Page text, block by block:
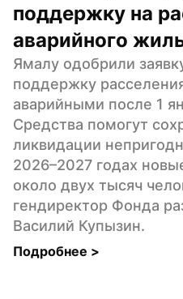
поддержку на
аварийного
Ямалу одобрили
поддержку
аварийными после 1
Средства помогут
ликвидации
2026–2027 годах
около двух тысяч
гендиректор Фонда
Василий Купызин.
Подробнее >